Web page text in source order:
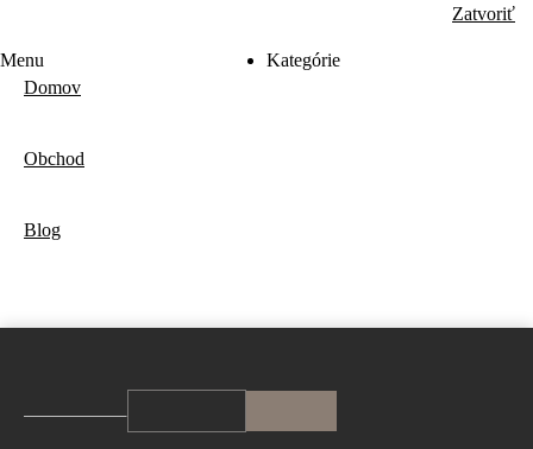
Zatvoriť
Kategórie
Menu
Domov
Obchod
Blog